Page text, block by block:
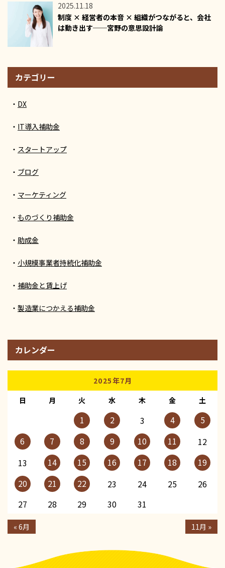
2025.11.18
制度 × 経営者の本音 × 組織がつながると、会社
は動き出す──宮野の意思設計論
カテゴリー
DX
IT導入補助金
スタートアップ
ブログ
マーケティング
ものづくり補助金
助成金
小規模事業者持続化補助金
補助金と賃上げ
製造業につかえる補助金
カレンダー
2025年7月
日
月 火 水 木 金 土
1 2 3 4
5
6
7 8 9 10 11
12
13
14 15 16 17 18
19
20
21 22 23 24 25
26
27
28 29 30 31
« 6月 11月 »